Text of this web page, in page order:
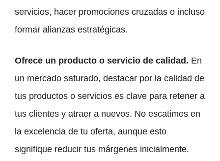
servicios, hacer promociones cruzadas o incluso
formar alianzas estratégicas.
Ofrece un producto o servicio de calidad. En
un mercado saturado, destacar por la calidad de
tus productos o servicios es clave para retener a
tus clientes y atraer a nuevos. No escatimes en
la excelencia de tu oferta, aunque esto
signifique reducir tus márgenes inicialmente.